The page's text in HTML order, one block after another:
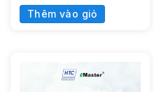
Thêm vào giỏ